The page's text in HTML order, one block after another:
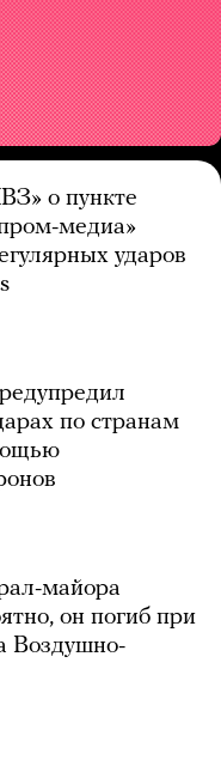
о пункте
медиа»
ударов
по странам
майора
он погиб при
Воздушно-